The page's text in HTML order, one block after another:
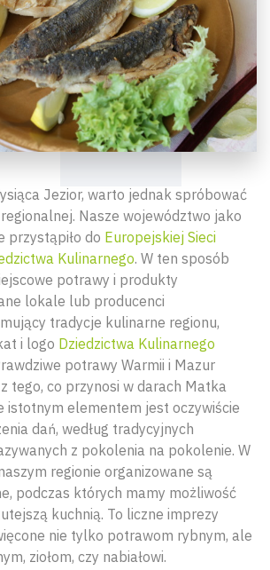
Jezior, warto jednak spróbować
Nasze województwo jako
przystąpiło do Europejskiej Sieci
Kulinarnego. W ten sposób
potrawy i produkty
lokale lub producenci
tradycje kulinarne regionu,
i logo Dziedzictwa Kulinarnego
potrawy Warmii i Mazur
tego, co przynosi w darach Matka
istotnym elementem jest oczywiście
dań, według tradycyjnych
z pokolenia na pokolenie. W
regionie organizowane są
podczas których mamy możliwość
kuchnią. To liczne imprezy
nie tylko potrawom rybnym, ale
ziołom, czy nabiałowi.